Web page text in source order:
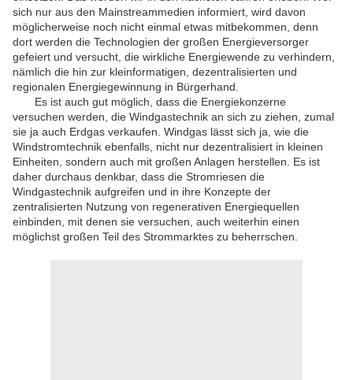
sich nur aus den Mainstreammedien informiert, wird davon
möglicherweise noch nicht einmal etwas mitbekommen, denn
dort werden die Technologien der großen Energieversorger
gefeiert und versucht, die wirkliche Energiewende zu verhindern,
nämlich die hin zur kleinformatigen, dezentralisierten und
regionalen Energiegewinnung in Bürgerhand.
Es ist auch gut möglich, dass die Energiekonzerne
versuchen werden, die Windgastechnik an sich zu ziehen, zumal
sie ja auch Erdgas verkaufen. Windgas lässt sich ja, wie die
Windstromtechnik ebenfalls, nicht nur dezentralisiert in kleinen
Einheiten, sondern auch mit großen Anlagen herstellen. Es ist
daher durchaus denkbar, dass die Stromriesen die
Windgastechnik aufgreifen und in ihre Konzepte der
zentralisierten Nutzung von regenerativen Energiequellen
einbinden, mit denen sie versuchen, auch weiterhin einen
möglichst großen Teil des Strommarktes zu beherrschen.